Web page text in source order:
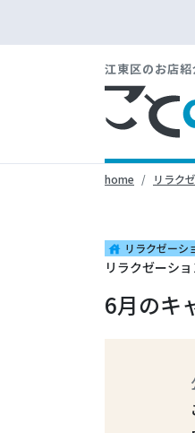
江東区のお店
home リラク
house リラクゼーシ
リラクゼーシ
6月のキ